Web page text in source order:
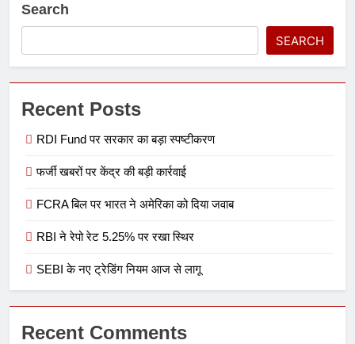
Search
SEARCH
Recent Posts
RDI Fund पर सरकार का बड़ा स्पष्टीकरण
फर्जी खबरों पर केंद्र की बड़ी कार्रवाई
FCRA बिल पर भारत ने अमेरिका को दिया जवाब
RBI ने रेपो रेट 5.25% पर रखा स्थिर
SEBI के नए ट्रेडिंग नियम आज से लागू
Recent Comments